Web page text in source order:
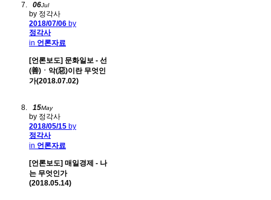
06Jul
by 정각사
2018/07/06 by
정각사
in 언론자료
[언론보도] 문화일보 - 선
(善)ㆍ악(惡)이란 무엇인
가(2018.07.02)
15May
by 정각사
2018/05/15 by
정각사
in 언론자료
[언론보도] 매일경제 - 나
는 무엇인가
(2018.05.14)